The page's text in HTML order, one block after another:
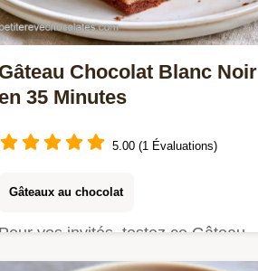
Chocolat Blanc Noir
35 Minutes
5.00 (1 Évaluations)
Gâteaux au chocolat
vos invités, testez ce Gâteau
blanc noir. Les détails et